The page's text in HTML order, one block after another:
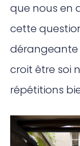
que nous en
cette
dérangeante
croit être soi
répétitions